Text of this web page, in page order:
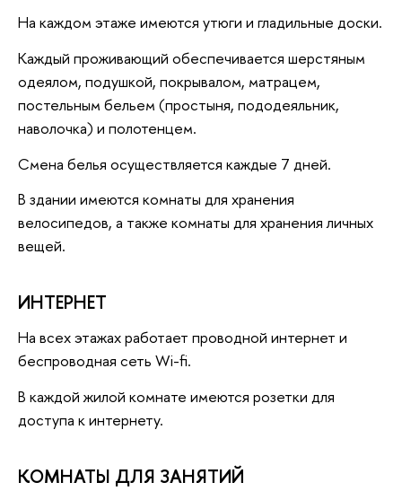
На каждом этаже имеются утюги и гладильные доски.
Каждый проживающий обеспечивается шерстяным
одеялом, подушкой, покрывалом, матрацем,
постельным бельем (простыня, пододеяльник,
наволочка) и полотенцем.
Смена белья осуществляется каждые 7 дней.
В здании имеются комнаты для хранения
велосипедов, а также комнаты для хранения личных
вещей.
ИНТЕРНЕТ
На всех этажах работает проводной интернет и
беcпроводная сеть Wi-fi.
В каждой жилой комнате имеются розетки для
доступа к интернету.
КОМНАТЫ ДЛЯ ЗАНЯТИЙ